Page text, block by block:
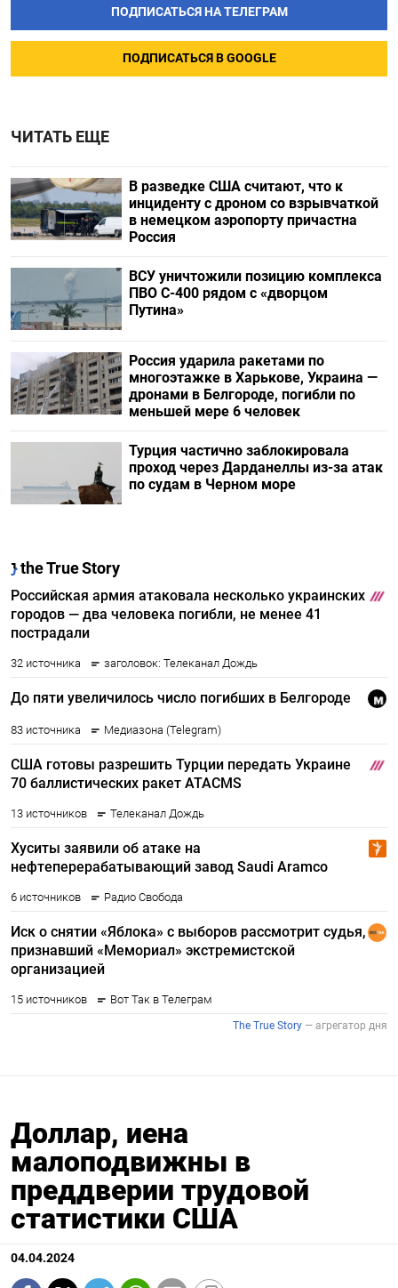
ПОДПИСАТЬСЯ НА ТЕЛЕГРАМ
ПОДПИСАТЬСЯ В GOOGLE
ЧИТАТЬ ЕЩЕ
В разведке США считают, что к
инциденту с дроном со взрывчаткой
в немецком аэропорту причастна
Россия
ВСУ уничтожили позицию комплекса
ПВО С-400 рядом с «дворцом
Путина»
Россия ударила ракетами по
многоэтажке в Харькове, Украина —
дронами в Белгороде, погибли по
меньшей мере 6 человек
Турция частично заблокировала
проход через Дарданеллы из-за атак
по судам в Черном море
Доллар, иена
малоподвижны в
преддверии трудовой
статистики США
04.04.2024